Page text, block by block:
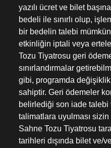
yazılı ücret ve bilet
bedeli ile sınırlı olup,
bir bedelin talebi
etkinliğin iptali veya
Tozu Tiyatrosu geri
sınırlandırmalar
gibi, programda
sahiptir. Geri ödemeler
belirlediği son iade
talimatlara uyulması
Sahne Tozu Tiyatrosu
tarihleri dışında bilet ve/